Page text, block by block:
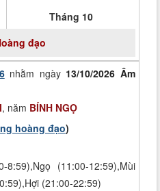
Tháng 10
đạo
nhằm ngày 13/10/2026 Âm
, năm BÍNH NGỌ
hoàng đạo)
(11:00-12:59),Mùi
(21:00-22:59)